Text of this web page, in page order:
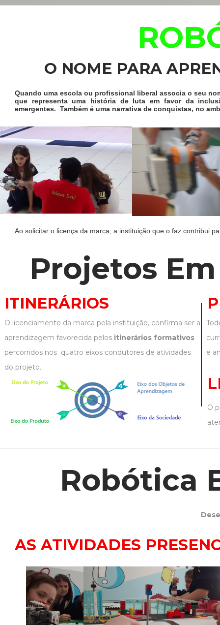
Quando uma escola ou profissional liberal associa o seu
que representa uma história de luta em favor da
emergentes. Também é uma narrativa de conquistas, no
O licenciamento da marca pela instituição, confirma ser a
aprendizagem favorecida pelos itinerários formativos
percorridos nos quatro eixos condutores de atividades
do projeto.
e
Robótica
O NOME PARA
Projetos
AS ATIVIDADES
Ao solicitar o licença da marca, a instituição que o faz contribui
ITINERÁRIOS
O